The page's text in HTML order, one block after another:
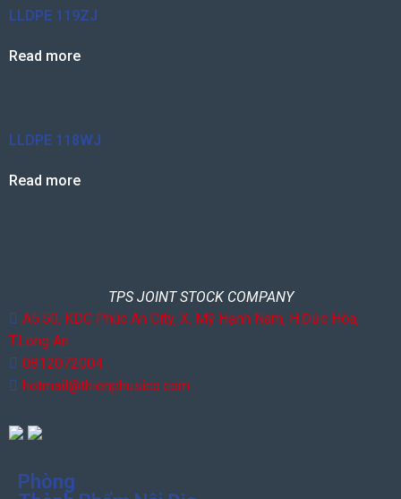
LLDPE 119ZJ
Read more
LLDPE 118WJ
Read more
TPS JOINT STOCK COMPANY
A5.50, KDC Phúc An City, X. Mỹ Hạnh Nam, H.Đức Hòa,
T.Long An
0812072004
hotmail@thienphusico.com
Phòng